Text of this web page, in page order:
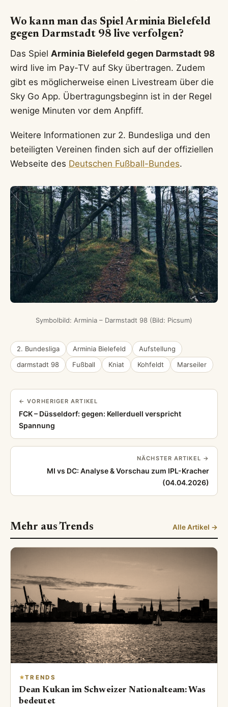
Wo kann man das Spiel Arminia Bielefeld
gegen Darmstadt 98 live verfolgen?
Das Spiel Arminia Bielefeld gegen Darmstadt 98
wird live im Pay-TV auf Sky übertragen. Zudem
gibt es möglicherweise einen Livestream über die
Sky Go App. Übertragungsbeginn ist in der Regel
wenige Minuten vor dem Anpfiff.
Weitere Informationen zur 2. Bundesliga und den
beteiligten Vereinen finden sich auf der offiziellen
Webseite des Deutschen Fußball-Bundes.
Symbolbild: Arminia – Darmstadt 98 (Bild: Picsum)
2. Bundesliga Arminia Bielefeld
Aufstellung
darmstadt 98
Fußball Kniat Kohfeldt Marseiler
← VORHERIGER ARTIKEL
FCK – Düsseldorf: gegen: Kellerduell verspricht
Spannung
NÄCHSTER ARTIKEL →
MI vs DC: Analyse & Vorschau zum IPL-Kracher
(04.04.2026)
Mehr aus Trends Alle Artikel →
TRENDS
Dean Kukan im Schweizer Nationalteam: Was
bedeutet